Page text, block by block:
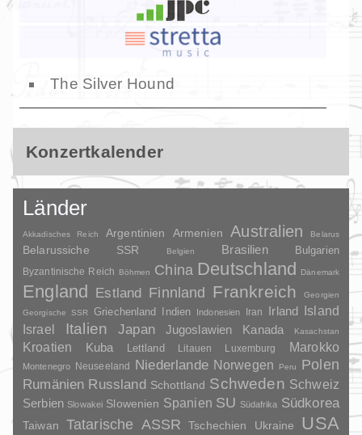
The Silver Hound
Konzertkalender
Länder
Akkadisches Reich Argentinien Armenien Australien Belarus
Belarussiche SSR Belgien Brasilien Bulgarien
Byzantinische Reich Böhmen China Deutschland Dänemark
England Estland Finnland Frankreich
Georgien
Georgische SSR
Griechenland Indien Indonesien Iran Irland
Island
Israel
Italien Japan Jugoslawien Kanada Kasachstan
Kroatien Kuba Lettland Litauen Luxemburg Marokko
Montenegro Neuseeland Niederlande Norwegen Peru
Polen
Rumänien Russland Schottland Schweden Schweiz
Serbien Slowakei Slowenien Spanien SU Südafrika Südkorea
Taiwan Tatarische ASSR Tschechien Ukraine USA